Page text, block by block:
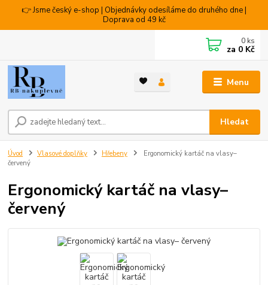
👉 Jsme český e-shop | Objednávky odesíláme do druhého dne |
Doprava od 49 kč
Menu
Hledat
0 ks
za 0 Kč
Úvod Vlasové doplňky Hřebeny
Ergonomický kartáč na vlasy–
červený
Ergonomický kartáč na vlasy–
červený